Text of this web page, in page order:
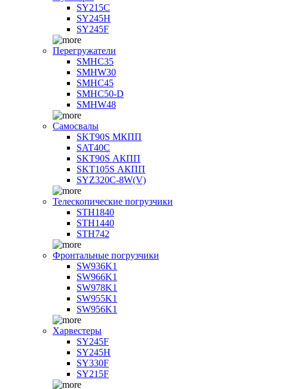
SY215C
SY245H
SY245F
Перегружатели
SMHC35
SMHW30
SMHC45
SMHC50-D
SMHW48
Самосвалы
SKT90S МКПП
SAT40C
SKT90S АКПП
SKT105S АКПП
SYZ320C-8W(V)
Телескопические погрузчики
STH1840
STH1440
STH742
Фронтальные погрузчики
SW936K1
SW966K1
SW978K1
SW955K1
SW956K1
Харвестеры
SY245F
SY245H
SY330F
SY215F